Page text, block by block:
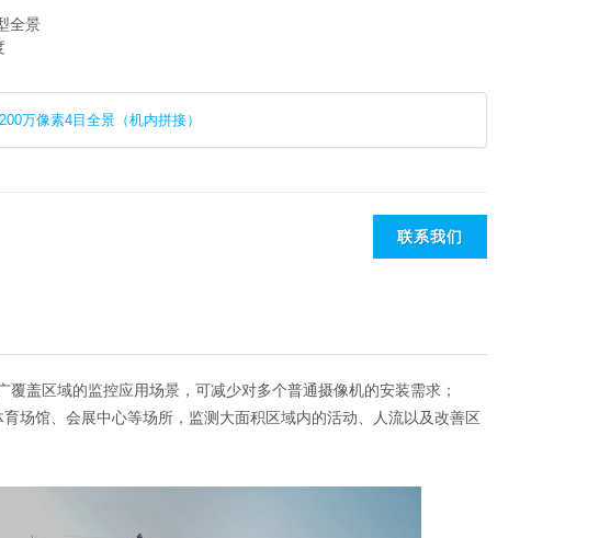
全景
万像素4目全景（机内拼接）
联系我们
盖区域的监控应用场景，可减少对多个普通摄像机的安装需求；
场馆、会展中心等场所，监测大面积区域内的活动、人流以及改善区